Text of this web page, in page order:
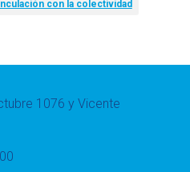
con la colectividad
1076 y Vicente